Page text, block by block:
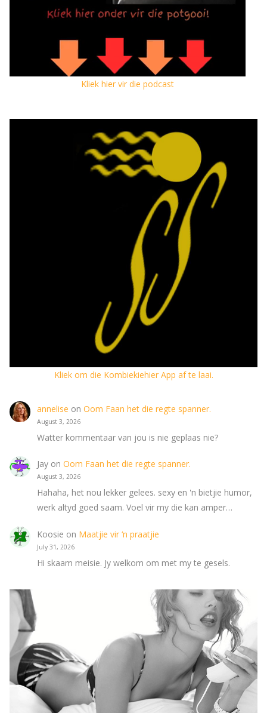
Kliek hier vir die podcast
Kliek om die Kombiekiehier App af te laai.
annelise on Oom Faan het die regte spanner.
August 3, 2026
Watter kommentaar van jou is nie geplaas nie?
Jayon Oom Faan het die regte spanner.
August 3, 2026
Hahaha, het nou lekker gelees. sexy en 'n bietjie humor,
werk altyd goed saam. Voel vir my die kan amper…
Koosie on Maatjie vir ‘n praatjie
July 31, 2026
Hi skaam meisie. Jy welkom om met my te gesels.